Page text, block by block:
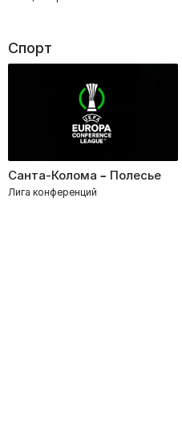
Спорт
Санта-Колома – Полесье
Лига конференций